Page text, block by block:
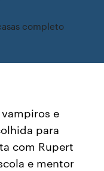
completo
e
para
com Rupert
e mentor